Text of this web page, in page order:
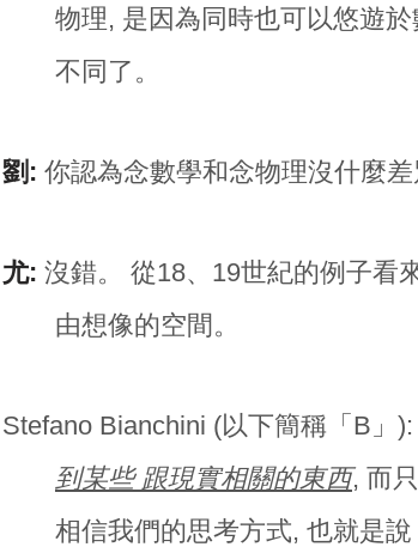
物理, 是因為同時也可以悠遊
不同了。
劉: 你認為念數學和念物理沒什麼
尤: 沒錯。 從18、19世紀的例子看
由想像的空間。
Stefano Bianchini (以下簡稱「B」):
到某些 跟現實相關的東西, 而
相信我們的思考方式, 也就是說